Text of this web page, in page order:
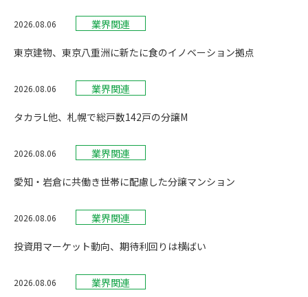
2026.08.06 業界関連
東京建物、東京八重洲に新たに食のイノベーション拠点
2026.08.06 業界関連
タカラL他、札幌で総戸数142戸の分譲M
2026.08.06 業界関連
愛知・岩倉に共働き世帯に配慮した分譲マンション
2026.08.06 業界関連
投資用マーケット動向、期待利回りは横ばい
2026.08.06 業界関連